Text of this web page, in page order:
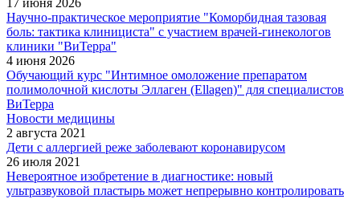
17 июня 2026
Научно-практическое мероприятие "Коморбидная тазовая
боль: тактика клинициста" с участием врачей-гинекологов
клиники "ВиТерра"
4 июня 2026
Обучающий курс "Интимное омоложение препаратом
полимолочной кислоты Эллаген (Ellagen)" для специалистов
ВиТерра
Новости медицины
2 августа 2021
Дети с аллергией реже заболевают коронавирусом
26 июля 2021
Невероятное изобретение в диагностике: новый
ультразвуковой пластырь может непрерывно контролировать